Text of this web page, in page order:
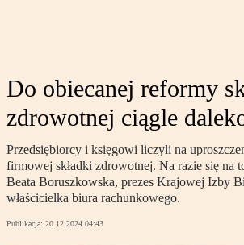
Do obiecanej reformy
zdrowotnej ciągle
Przedsiębiorcy i księgowi liczyli na
firmowej składki zdrowotnej. Na razie się na
Beata Boruszkowska, prezes Krajowej Izby
właścicielka biura rachunkowego.
Publikacja: 20.12.2024 04:43